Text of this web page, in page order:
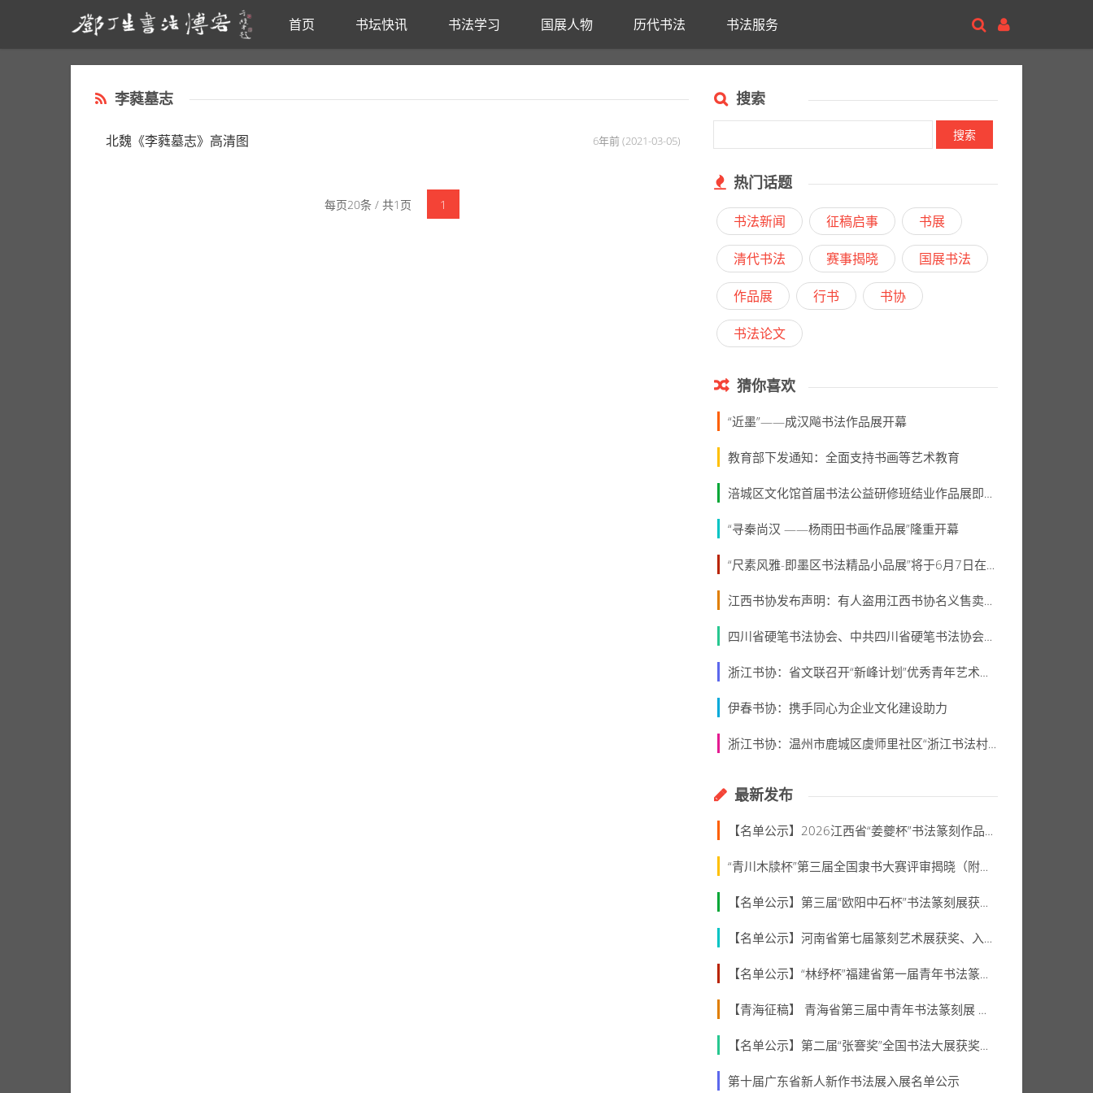
首页 书坛快讯 书法学习 国展人物 历代书法 书法服务
李蕤墓志
北魏《李蕤墓志》高清图 6年前 (2021-03-05)
每页20条 / 共1页 1
搜索
热门话题
书法新闻 征稿启事 书展
清代书法 赛事揭晓 国展书法
作品展 行书 书协
书法论文
猜你喜欢
“近墨”——成汉飚书法作品展开幕
教育部下发通知：全面支持书画等艺术教育
涪城区文化馆首届书法公益研修班结业作品展即将开展（附展出作品高清图）
“寻秦尚汉 ——杨雨田书画作品展”隆重开幕
“尺素风雅-即墨区书法精品小品展”将于6月7日在东泰美术馆开展
江西书协发布声明：有人盗用江西书协名义售卖假书协会员证骗取钱财
四川省硬笔书法协会、中共四川省硬笔书法协会支部委员会送文化进警营活动
浙江书协：省文联召开“新峰计划”优秀青年艺术家座谈会
伊春书协：携手同心为企业文化建设助力
浙江书协：温州市鹿城区虞师里社区“浙江书法村”授牌仪式暨“墨香村社”创建活动书画作品展开幕式举行
最新发布
【名单公示】2026江西省“姜夔杯”书法篆刻作品展公示名单
“青川木牍杯”第三届全国隶书大赛评审揭晓（附拟获奖、入展作者名单）
【名单公示】第三届“欧阳中石杯”书法篆刻展获奖、入展名单
【名单公示】河南省第七届篆刻艺术展获奖、入展、入选名单公示
【名单公示】“林纾杯”福建省第一届青年书法篆刻作品展获奖、入展、入围名单
【青海征稿】 青海省第三届中青年书法篆刻展 （2026年8月31日截稿）
【名单公示】第二届“张謇奖”全国书法大展获奖、入展名单
第十届广东省新人新作书法展入展名单公示